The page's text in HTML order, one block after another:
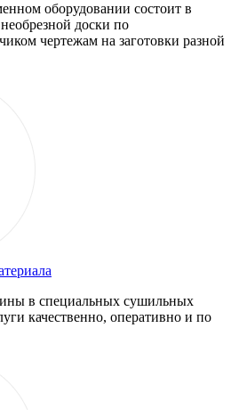
оборудовании состоит в
доски по
чертежам на заготовки разной
в специальных сушильных
качественно, оперативно и по